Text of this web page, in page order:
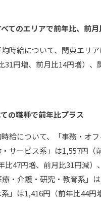
べてのエリアで前年比、前
時給について、関東エリ
31円増、前月比14円増）
ての職種で前年比プラス
給について、「事務・オ
サービス系」は1,557円（
比47円増、前月比31円減
・介護・研究・教育系」
」は1,416円（前年比44円